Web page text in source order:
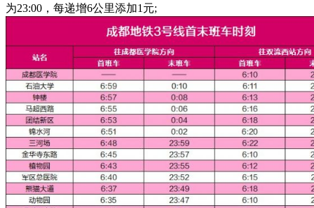
为23:00，每递增6公里添加1元;